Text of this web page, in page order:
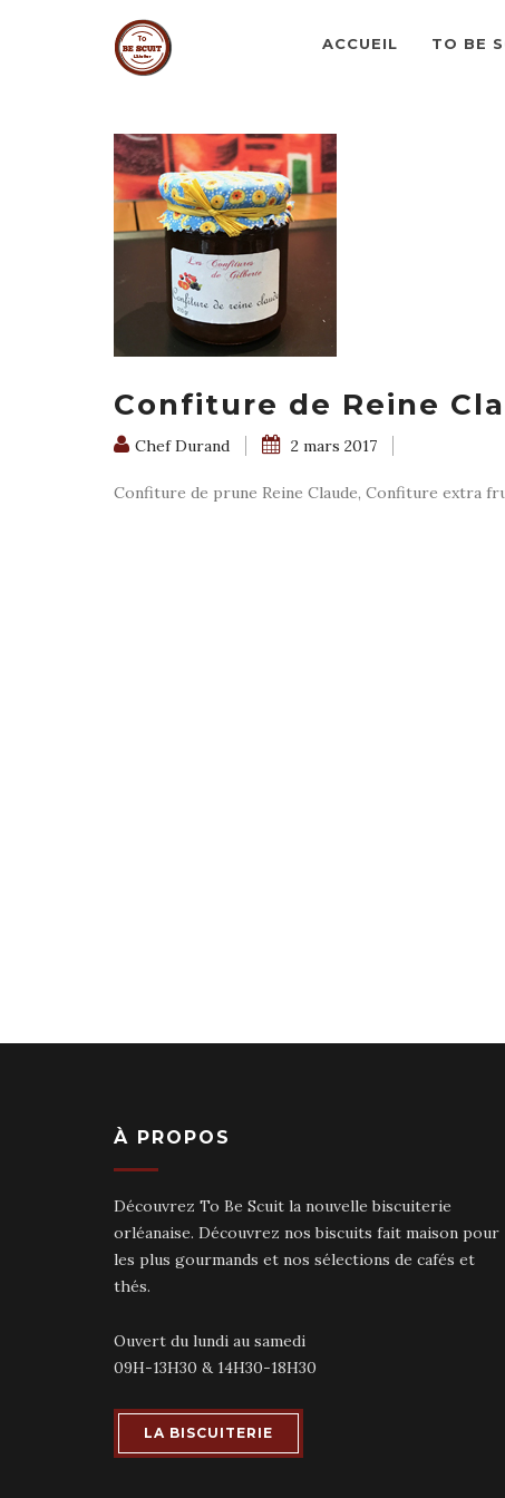
ACCUEIL TO BE
Confiture de Reine
Chef Durand 2 mars 2017
Confiture de prune Reine Claude, Confiture extra
À PROPOS
Découvrez To Be Scuit la nouvelle biscuiterie
orléanaise. Découvrez nos biscuits fait maison pour
les plus gourmands et nos sélections de cafés et
thés.
Ouvert du lundi au samedi
09H-13H30 & 14H30-18H30
LA BISCUITERIE